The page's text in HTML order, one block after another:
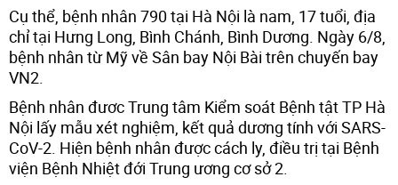
Cụ thể, bệnh nhân 790 tại Hà Nội là nam, 17 tuổi, địa
chỉ tại Hưng Long, Bình Chánh, Bình Dương. Ngày 6/8,
bệnh nhân từ Mỹ về Sân bay Nội Bài trên chuyến bay
VN2.
Bệnh nhân đươc Trung tâm Kiểm soát Bệnh tật TP Hà
Nội lấy mẫu xét nghiệm, kết quả dương tính với SARS-
CoV-2. Hiện bệnh nhân được cách ly, điều trị tại Bệnh
viện Bệnh Nhiệt đới Trung ương cơ sở 2.